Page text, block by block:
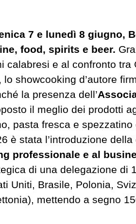
7 e lunedì 8 giugno,
food, spirits e beer.
calabresi e al confronto tra
lo showcooking d’autore
la presenza dell’
il meglio dei prodotti
pasta fresca e
è stata l’introduzione della
professionale e al
di una delegazione di
Uniti, Brasile, Polonia,
mettendo a segno